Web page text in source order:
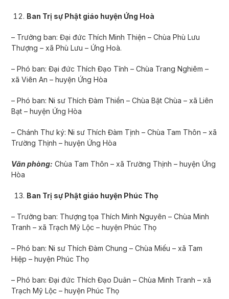
Ban Trị sự Phật giáo huyện Ứng Hoà
– Trưởng ban: Đại đức Thích Minh Thiện – Chùa Phù Lưu
Thượng – xã Phù Lưu – Ứng Hoà.
– Phó ban: Đại đức Thích Đạo Tĩnh – Chùa Trang Nghiêm –
xã Viên An – huyện Ứng Hòa
– Phó ban: Ni sư Thích Đàm Thiền – Chùa Bặt Chùa – xã Liên
Bạt – huyện Ứng Hòa
– Chánh Thư ký: Ni sư Thích Đàm Tịnh – Chùa Tam Thôn – xã
Trường Thịnh – huyện Ứng Hòa
Văn phòng: Chùa Tam Thôn – xã Trường Thịnh – huyện Ứng
Hòa
Ban Trị sự Phật giáo huyện Phúc Thọ
– Trưởng ban: Thượng tọa Thích Minh Nguyên – Chùa Minh
Tranh – xã Trạch Mỹ Lộc – huyện Phúc Thọ
– Phó ban: Ni sư Thích Đàm Chung – Chùa Miếu – xã Tam
Hiệp – huyện Phúc Thọ
– Phó ban: Đại đức Thích Đạo Duân – Chùa Minh Tranh – xã
Trạch Mỹ Lộc – huyện Phúc Thọ